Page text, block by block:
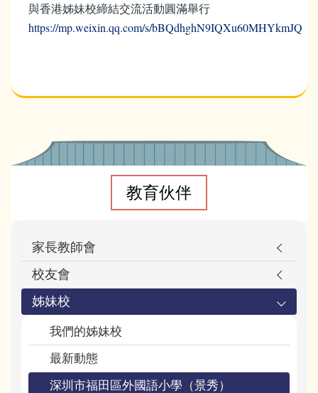
與香港姊妹校締結交流活動圓滿舉行
https://mp.weixin.qq.com/s/bBQdhghN9IQXu60MHYkmJQ
Main
教育伙伴
家長教師會
校友會
姊妹校
我們的姊妹校
最新動態
深圳市福田區外國語小學（景秀）